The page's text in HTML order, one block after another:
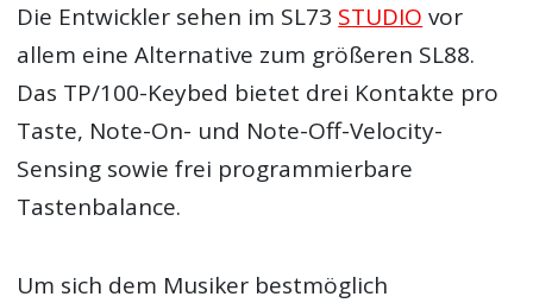
Die Entwickler sehen im SL73 STUDIO vor
allem eine Alternative zum größeren SL88.
Das TP/100-Keybed bietet drei Kontakte pro
Taste, Note-On- und Note-Off-Velocity-
Sensing sowie frei programmierbare
Tastenbalance.
Um sich dem Musiker bestmöglich